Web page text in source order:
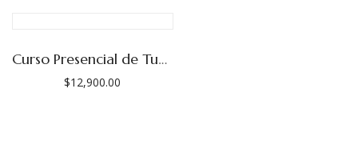
Curso Presencial de Tueste, Mayo 2026.
$12,900.00